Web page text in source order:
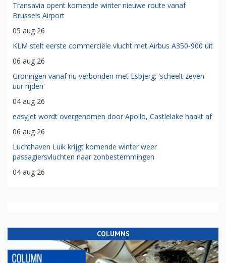
Transavia opent komende winter nieuwe route vanaf
Brussels Airport
05 aug 26
KLM stelt eerste commerciële vlucht met Airbus A350-900 uit
06 aug 26
Groningen vanaf nu verbonden met Esbjerg: 'scheelt zeven
uur rijden'
04 aug 26
easyJet wordt overgenomen door Apollo, Castlelake haakt af
06 aug 26
Luchthaven Luik krijgt komende winter weer
passagiersvluchten naar zonbestemmingen
04 aug 26
COLUMNS